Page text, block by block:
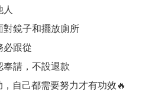
對鏡子和擺放廁所
必跟從
奉請，不設退款
自己都需要努力才有功效🔥